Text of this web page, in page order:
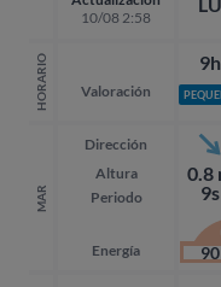
10/08 2:58
HORARIO Valoración
MAR
Dirección
Altura
Periodo
Energía
9h
0.8
9s
90